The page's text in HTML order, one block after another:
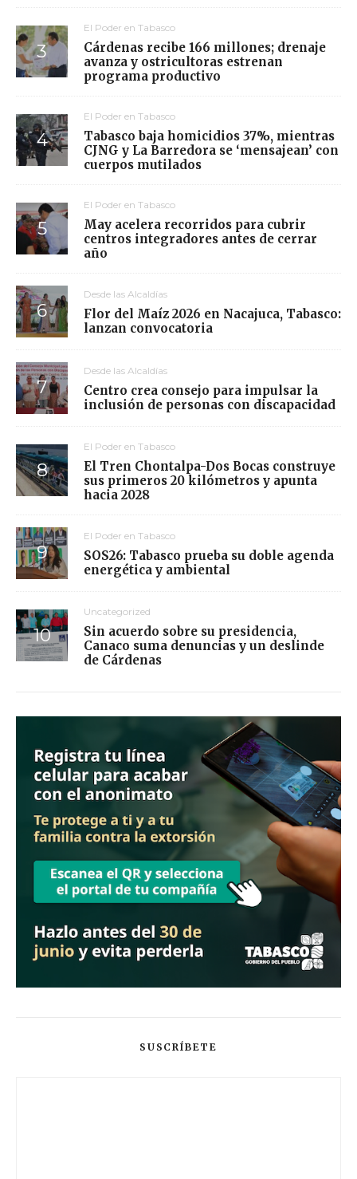
El Poder en Tabasco
Cárdenas recibe 166 millones; drenaje
avanza y ostricultoras estrenan
programa productivo
El Poder en Tabasco
Tabasco baja homicidios 37%, mientras
CJNG y La Barredora se ‘mensajean’ con
cuerpos mutilados
El Poder en Tabasco
May acelera recorridos para cubrir
centros integradores antes de cerrar
año
Desde las Alcaldías
Flor del Maíz 2026 en Nacajuca, Tabasco:
lanzan convocatoria
Desde las Alcaldías
Centro crea consejo para impulsar la
inclusión de personas con discapacidad
El Poder en Tabasco
El Tren Chontalpa-Dos Bocas construye
sus primeros 20 kilómetros y apunta
hacia 2028
El Poder en Tabasco
SOS26: Tabasco prueba su doble agenda
energética y ambiental
Uncategorized
Sin acuerdo sobre su presidencia,
Canaco suma denuncias y un deslinde
de Cárdenas
SUSCRÍBETE